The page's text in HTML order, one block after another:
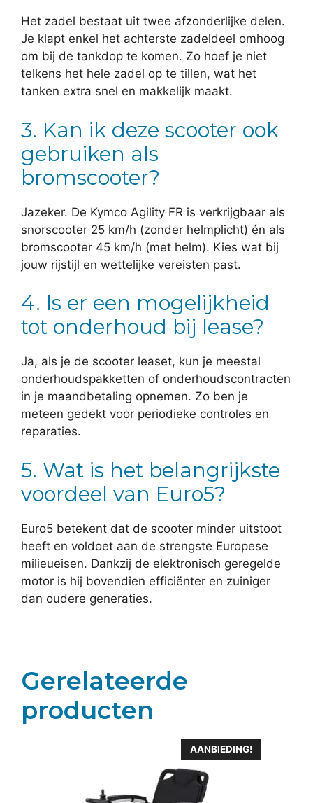
Het zadel bestaat uit twee afzonderlijke delen.
Je klapt enkel het achterste zadeldeel omhoog
om bij de tankdop te komen. Zo hoef je niet
telkens het hele zadel op te tillen, wat het
tanken extra snel en makkelijk maakt.
3. Kan ik deze scooter ook
gebruiken als
bromscooter?
Jazeker. De Kymco Agility FR is verkrijgbaar als
snorscooter 25 km/h (zonder helmplicht) én als
bromscooter 45 km/h (met helm). Kies wat bij
jouw rijstijl en wettelijke vereisten past.
4. Is er een mogelijkheid
tot onderhoud bij lease?
Ja, als je de scooter leaset, kun je meestal
onderhoudspakketten of onderhoudscontracten
in je maandbetaling opnemen. Zo ben je
meteen gedekt voor periodieke controles en
reparaties.
5. Wat is het belangrijkste
voordeel van Euro5?
Euro5 betekent dat de scooter minder uitstoot
heeft en voldoet aan de strengste Europese
milieueisen. Dankzij de elektronisch geregelde
motor is hij bovendien efficiënter en zuiniger
dan oudere generaties.
Gerelateerde
producten
AANBIEDING!